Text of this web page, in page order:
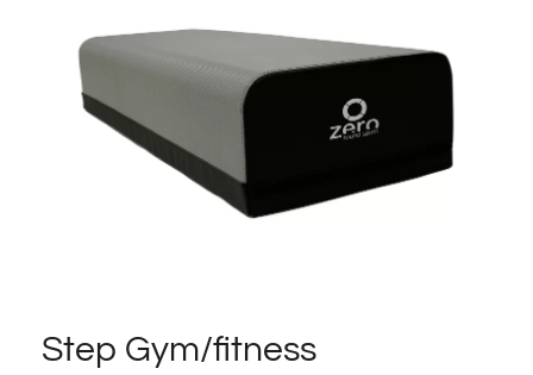
Step Gym/fitness